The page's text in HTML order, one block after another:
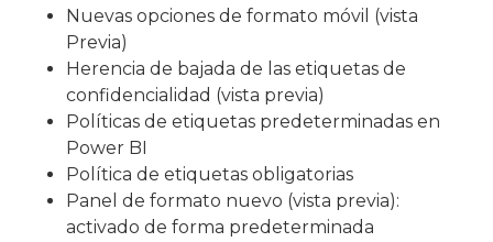
Nuevas opciones de formato móvil (vista
Previa)
Herencia de bajada de las etiquetas de
confidencialidad (vista previa)
Políticas de etiquetas predeterminadas en
Power BI
Política de etiquetas obligatorias
Panel de formato nuevo (vista previa):
activado de forma predeterminada